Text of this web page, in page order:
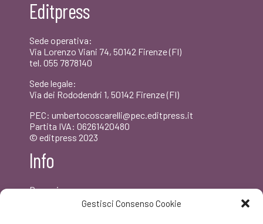
Gestisci Consenso Cookie
€15,00.
Editpress
Sede operativa:
Via Lorenzo Viani 74, 50142 Firenze (FI)
tel. 055 7878140
Sede legale:
Via dei Rododendri 1, 50142 Firenze (FI)
PEC: umbertocoscarelli@pec.editpress.it
Partita IVA: 06261420480
© editpress 2023
Info
Dove siamo